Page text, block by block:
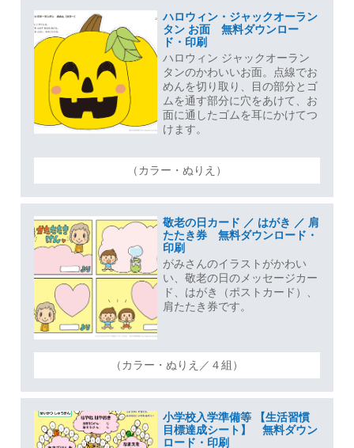
ハロウィン・ジャックオーラン
タン お面 無料ダウンロー
ド・印刷
ハロウィン ジャックオーラン
タンのかわいいお面。点線でお
めんを切り取り、目の部分とゴ
ムを通す部分に穴をあけて、お
面に通したゴムを耳にかけてつ
けます。
（カラー・ぬりえ）
敬老の日カード ／ はがき ／ 肩
たたき券 無料ダウンロード・
印刷
がみさんのイラストがかわい
い、敬老の日のメッセージカー
ド、はがき（ポストカード）、
肩たたき券です。
（カラー・ぬりえ／４組）
小学校入学準備等 【生活習慣
目標達成シート】 無料ダウン
ロード・印刷